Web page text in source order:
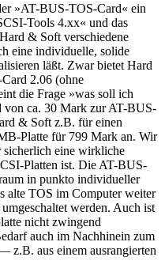
»AT-BUS-TOS-Card« ein
Tools 4.xx« und das
& Soft verschiedene
eine individuelle, solide
läßt. Zwar bietet Hard
2.06 (ohne
die Frage »was soll ich
von ca. 30 Mark zur AT-BUS-
& Soft z.B. für einen
Platte für 799 Mark an. Wir
sicherlich eine wirkliche
Platten ist. Die AT-BUS-
in punkto individueller
alte TOS im Computer weiter
werden. Auch ist
nicht zwingend
auch im Nachhinein zum
z.B. aus einem ausrangierten